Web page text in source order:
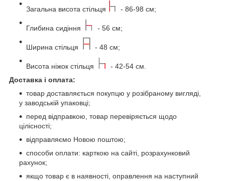
Загальна висота стільця - 86-98 см;
Глибина сидіння - 56 см;
Ширина стільця - 48 см;
Висота ніжок стільця
- 42-54 см.
Доставка і оплата:
товар доставляється покупцю у розібраному вигляді,
у заводській упаковці;
перед відправкою, товар перевіряється щодо
цілісності;
відправляємо Новою поштою;
способи оплати: карткою на сайті, розрахунковий
рахунок;
якщо товар є в наявності, оправлення на наступний